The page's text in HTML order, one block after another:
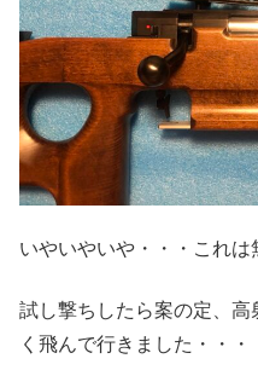
いやいやいや・・・これは
試し撃ちしたら案の定、
く飛んで行きました・・・